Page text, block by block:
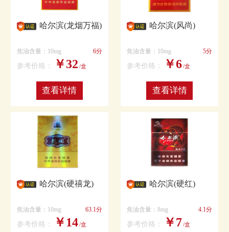
哈尔滨(龙烟万福)
焦油含量：10mg 6分
参考价格： ￥32 /盒
查看详情
哈尔滨(风尚)
焦油含量：10mg 5分
参考价格： ￥6/盒
查看详情
哈尔滨(硬禧龙)
焦油含量：10mg 63.1分
参考价格： ￥14/盒
哈尔滨(硬红)
焦油含量：8mg 4.1分
参考价格： ￥7/盒